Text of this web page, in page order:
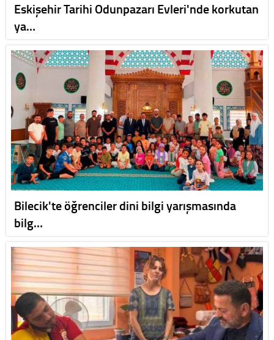
Eskişehir Tarihi Odunpazarı Evleri'nde korkutan
ya…
Bilecik'te öğrenciler dini bilgi yarışmasında
bilg…